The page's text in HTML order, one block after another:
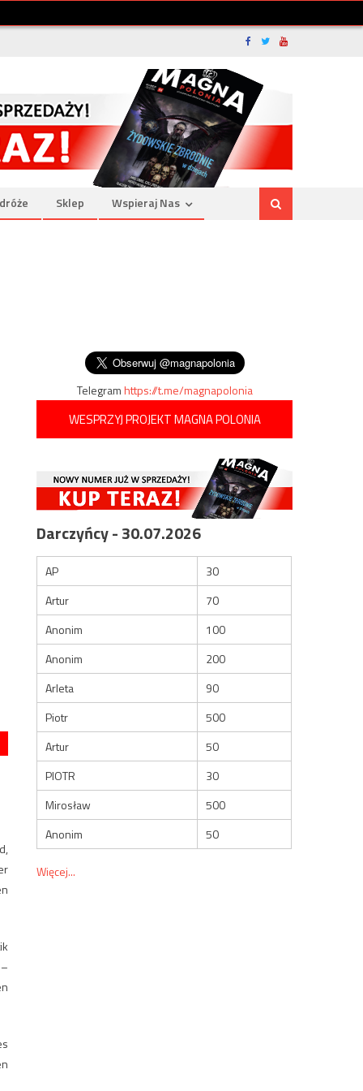
Sklep Wspieraj Nas
Telegramhttps://t.me/magnapolonia
WESPRZYJ PROJEKT MAGNA POLONIA
Darczyńcy - 30.07.2026
AP
30
Artur
70
Anonim
100
Anonim
200
Arleta
90
Piotr
500
Artur
50
PIOTR
30
Mirosław
500
Anonim
50
Więcej...